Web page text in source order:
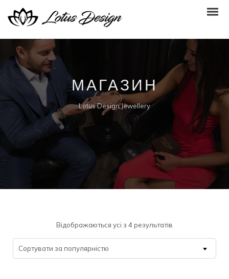
МАГАЗИН
Lotus Design Jewellery
Відображаються усі з 4 результатів
popularity
Сортувати за популярністю